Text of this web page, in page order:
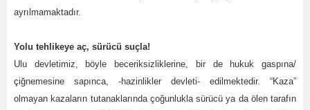
ayrılmamaktadır.
Yolu tehlikeye aç, sürücü suçla!
Ulu devletimiz, böyle beceriksizliklerine, bir de hukuk gaspına/
çiğnemesine sapınca, -hazinlikler devleti- edilmektedir. “Kaza”
olmayan kazaların tutanaklarında çoğunlukla sürücü ya da ölen tarafın